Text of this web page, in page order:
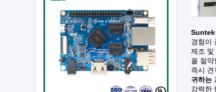
Suntek
경험이
제조 및
을 절약
즉시 견
귀하는
강력한